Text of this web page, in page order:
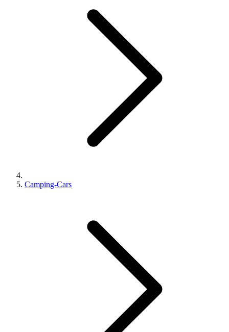
Camping-Cars